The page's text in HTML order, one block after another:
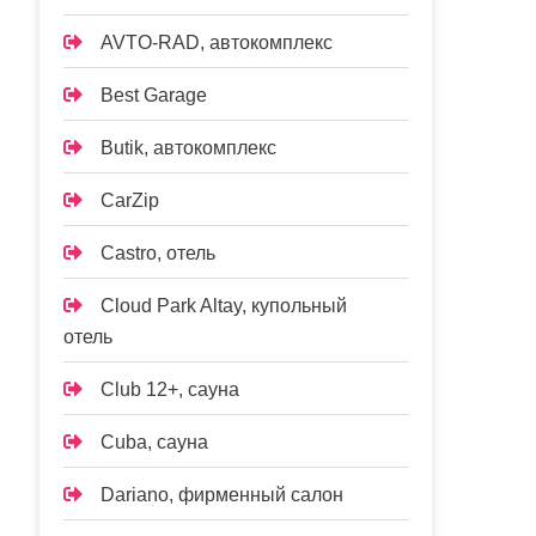
AVTO-RAD, автокомплекс
Best Garage
Butik, автокомплекс
CarZip
Castro, отель
Cloud Park Altay, купольный
отель
Club 12+, сауна
Cuba, сауна
Dariano, фирменный салон